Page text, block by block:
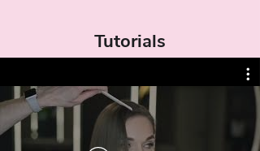
Tutorials